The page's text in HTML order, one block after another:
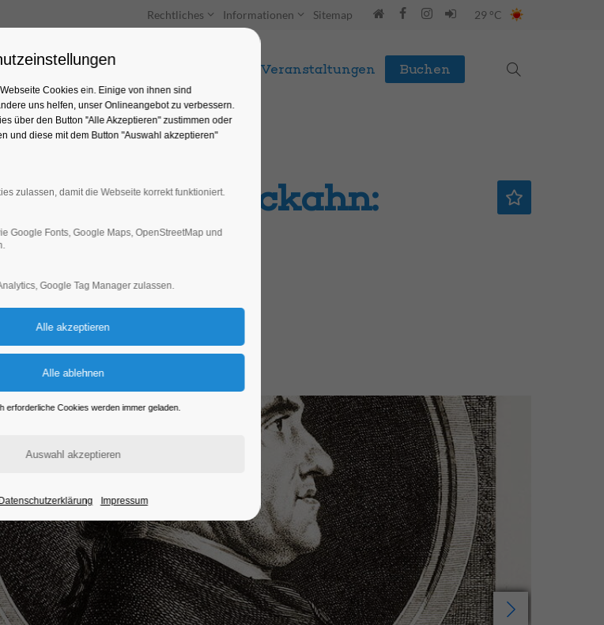
Rechtliches Informationen Sitemap 29 °C
Unterkünfte Entdecken & Erleben Veranstaltungen Buchen
Museum Reckahn:
Cookies ein. Einige von ihnen sind
uns helfen, unser Onlineangebot zu verbessern.
über den Button "Alle Akzeptieren" zustimmen oder
und diese mit dem Button "Auswahl akzeptieren"
zulassen, damit die Webseite korrekt funktioniert.
Google Fonts, Google Maps, OpenStreetMap und
Google Tag Manager zulassen.
erforderliche Cookies werden immer geladen.
Datenschutzerklärung Impressum